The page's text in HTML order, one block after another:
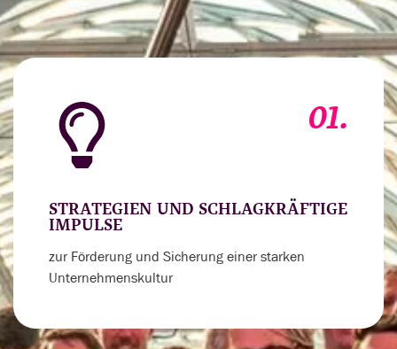
01.
STRATEGIEN UND SCHLAGKRÄFTIGE
IMPULSE
zur Förderung und Sicherung einer starken
Unternehmenskultur